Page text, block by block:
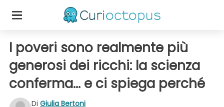
I poveri sono realmente più
generosi dei ricchi: la scienza
conferma... e ci spiega perché
Di Giulia Bertoni